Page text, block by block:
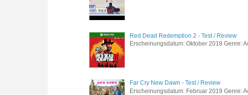
Red Dead Redemption 2 - Test / Review
Erscheinungsdatum: Oktober 2018 Genre:
Far Cry New Dawn - Test / Review
Erscheinungsdatum: Februar 2019 Genre: